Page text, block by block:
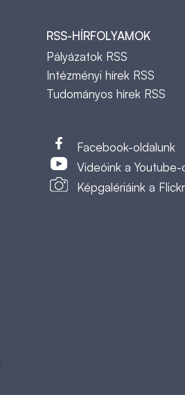
RSS-HÍRFOLYAMOK
Pályázatok RSS
Intézményi hírek RSS
Tudományos hírek RSS
Facebook-oldalunk
Videóink a Youtube-
Képgalériáink a